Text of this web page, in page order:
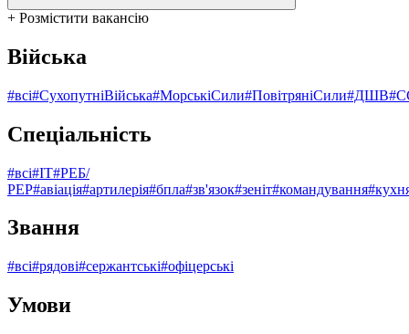
+ Розмістити вакансію
Війська
#всі#СухопутніВійська#МорськіСили#ПовітряніСили#ДШВ
Спеціальність
#всі#ІТ#РЕБ/
РЕР#авіація#артилерія#бпла#зв'язок#зеніт#командування
Звання
#всі#рядові#сержантські#офіцерські
Умови